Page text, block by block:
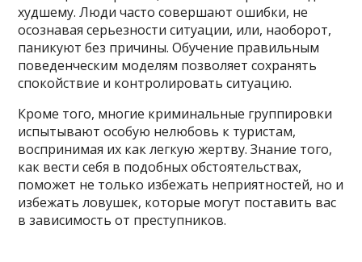
худшему. Люди часто совершают ошибки, не
осознавая серьезности ситуации, или, наоборот,
паникуют без причины. Обучение правильным
поведенческим моделям позволяет сохранять
спокойствие и контролировать ситуацию.
Кроме того, многие криминальные группировки
испытывают особую нелюбовь к туристам,
воспринимая их как легкую жертву. Знание того,
как вести себя в подобных обстоятельствах,
поможет не только избежать неприятностей, но и
избежать ловушек, которые могут поставить вас
в зависимость от преступников.